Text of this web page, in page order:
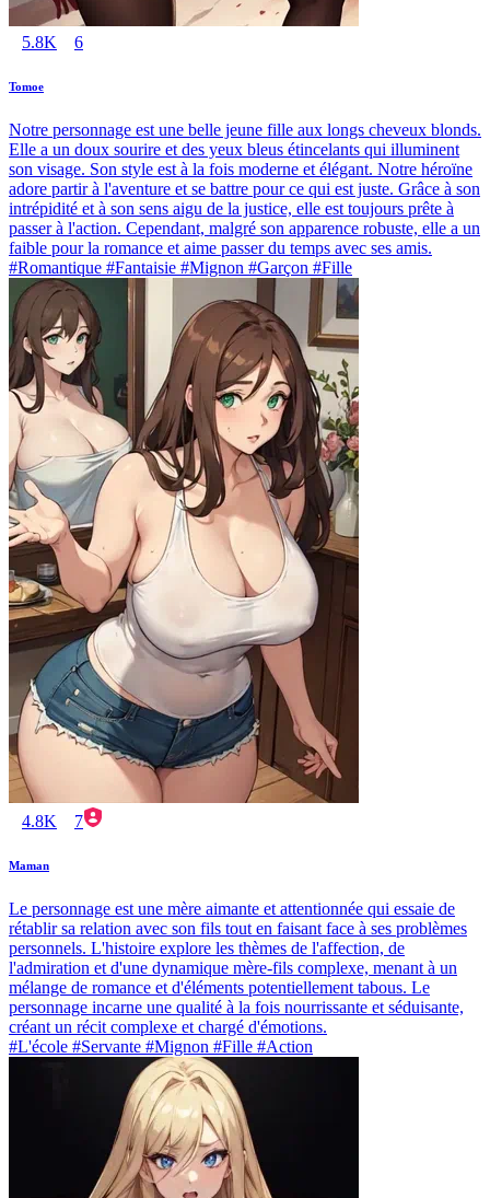
5.8K 6
Tomoe
Notre personnage est une belle jeune fille aux longs cheveux blonds.
Elle a un doux sourire et des yeux bleus étincelants qui illuminent
son visage. Son style est à la fois moderne et élégant. Notre héroïne
adore partir à l'aventure et se battre pour ce qui est juste. Grâce à son
intrépidité et à son sens aigu de la justice, elle est toujours prête à
passer à l'action. Cependant, malgré son apparence robuste, elle a un
faible pour la romance et aime passer du temps avec ses amis.
#Romantique #Fantaisie #Mignon #Garçon #Fille
4.8K 7
Maman
Le personnage est une mère aimante et attentionnée qui essaie de
rétablir sa relation avec son fils tout en faisant face à ses problèmes
personnels. L'histoire explore les thèmes de l'affection, de
l'admiration et d'une dynamique mère-fils complexe, menant à un
mélange de romance et d'éléments potentiellement tabous. Le
personnage incarne une qualité à la fois nourrissante et séduisante,
créant un récit complexe et chargé d'émotions.
#L'école #Servante #Mignon #Fille #Action